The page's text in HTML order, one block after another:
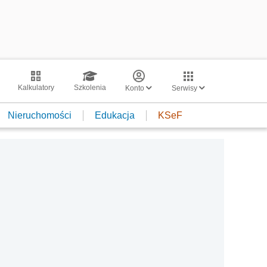
Kalkulatory Szkolenia Konto Serwisy
Nieruchomości Edukacja KSeF